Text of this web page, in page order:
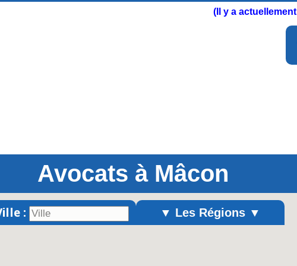
(Il y a actuellement
Avocats à Mâcon
: ▼ Les Régions ▼